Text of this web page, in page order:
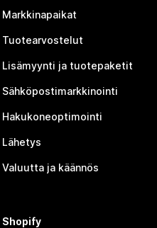
Markkinapaikat
Tuotearvostelut
Lisämyynti ja tuotepaketit
Sähköpostimarkkinointi
Hakukoneoptimointi
Lähetys
Valuutta ja käännös
Shopify